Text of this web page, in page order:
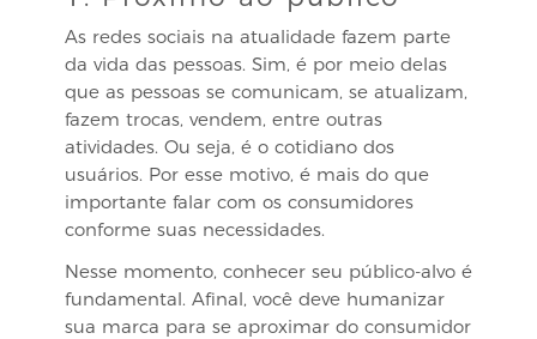
As redes sociais na atualidade fazem parte
da vida das pessoas. Sim, é por meio delas
que as pessoas se comunicam, se atualizam,
fazem trocas, vendem, entre outras
atividades. Ou seja, é o cotidiano dos
usuários. Por esse motivo, é mais do que
importante falar com os consumidores
conforme suas necessidades.
Nesse momento, conhecer seu público-alvo é
fundamental. Afinal, você deve humanizar
sua marca para se aproximar do consumidor